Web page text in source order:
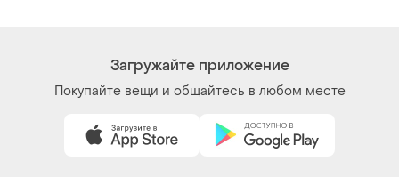
Загружайте приложение
Покупайте вещи и общайтесь в любом месте